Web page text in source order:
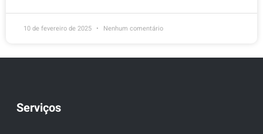
10 de fevereiro de 2025 Nenhum comentário
Serviços